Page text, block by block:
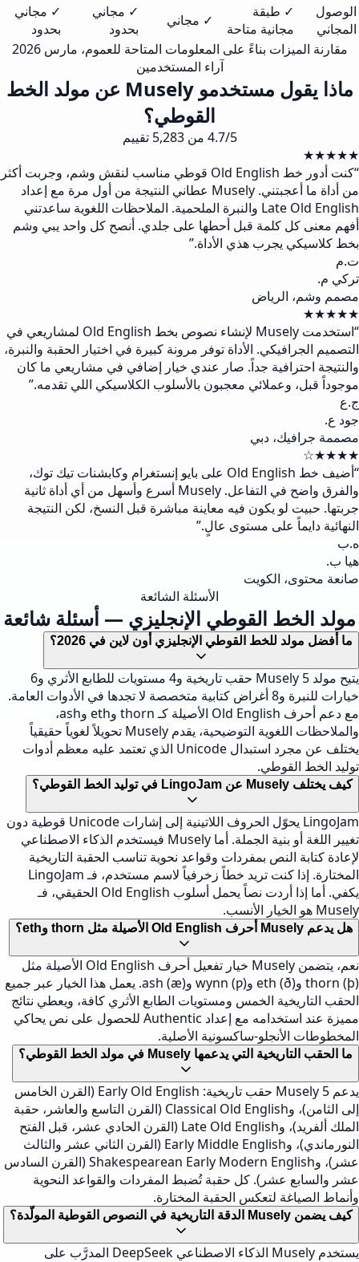
الوصول
المجاني
✓ طبقة
مجانية متاحة
✓ مجاني
✓ مجاني
بحدود
✓ مجاني
بحدود
مقارنة الميزات بناءً على المعلومات المتاحة للعموم، مارس 2026
آراء المستخدمين
ماذا يقول مستخدمو Musely عن مولد الخط
القوطي؟
4.7/5 من 5,283 تقييم
★★★★★
“
كنت أدور خط Old English قوطي مناسب لنقش وشم، وجربت أكثر
من أداة ما أعجبتني. Musely عطاني النتيجة من أول مرة مع إعداد
Late Old English والنبرة الملحمية. الملاحظات اللغوية ساعدتني
أفهم معنى كل كلمة قبل أحطها على جلدي. أنصح كل واحد يبي وشم
بخط كلاسيكي يجرب هذي الأداة.”
ت.م
تركي م.
مصمم وشم، الرياض
★★★★★
“
استخدمت Musely لإنشاء نصوص بخط Old English لمشاريعي في
التصميم الجرافيكي. الأداة توفر مرونة كبيرة في اختيار الحقبة والنبرة،
والنتيجة احترافية جداً. صار عندي خيار إضافي في مشاريعي ما كان
موجوداً قبل، وعملائي معجبون بالأسلوب الكلاسيكي اللي تقدمه.”
ج.ع
جود ع.
مصممة جرافيك، دبي
★★★★☆
“
أضيف خط Old English على بايو إنستغرام وكابشنات تيك توك،
والفرق واضح في التفاعل. Musely أسرع وأسهل من أي أداة ثانية
جربتها. حبيت لو يكون فيه معاينة مباشرة قبل النسخ، لكن النتيجة
النهائية دايماً على مستوى عالٍ.”
ه.ب
هيا ب.
صانعة محتوى، الكويت
الأسئلة الشائعة
مولد الخط القوطي الإنجليزي — أسئلة شائعة
ما أفضل مولد للخط القوطي الإنجليزي أون لاين في 2026؟
يتيح مولد Musely 5 حقب تاريخية و4 مستويات للطابع الأثري و6
خيارات للنبرة و8 أغراض كتابية متخصصة لا تجدها في الأدوات العامة.
مع دعم أحرف Old English الأصيلة كـ thorn وeth وash،
والملاحظات اللغوية التوضيحية، يقدم Musely تحويلاً لغوياً حقيقياً
يختلف عن مجرد استبدال Unicode الذي تعتمد عليه معظم أدوات
توليد الخط القوطي.
كيف يختلف Musely عن LingoJam في توليد الخط القوطي؟
LingoJam يحوّل الحروف اللاتينية إلى إشارات Unicode قوطية دون
تغيير اللغة أو بنية الجملة. أما Musely فيستخدم الذكاء الاصطناعي
لإعادة كتابة النص بمفردات وقواعد نحوية تناسب الحقبة التاريخية
المختارة. إذا كنت تريد خطاً زخرفياً لاسم مستخدم، فـ LingoJam
يكفي. أما إذا أردت نصاً يحمل أسلوب Old English الحقيقي، فـ
Musely هو الخيار الأنسب.
هل يدعم Musely أحرف Old English الأصيلة مثل thorn وeth؟
نعم، يتضمن Musely خيار تفعيل أحرف Old English الأصيلة مثل
thorn (þ) وeth (ð) وwynn (ƿ) وash (æ). يعمل هذا الخيار عبر جميع
الحقب التاريخية الخمس ومستويات الطابع الأثري كافة، ويعطي نتائج
مميزة عند استخدامه مع إعداد Authentic للحصول على نص يحاكي
المخطوطات الأنجلو-ساكسونية الأصلية.
ما الحقب التاريخية التي يدعمها Musely في مولد الخط القوطي؟
يدعم Musely 5 حقب تاريخية: Early Old English (القرن الخامس
إلى الثامن)، وClassical Old English (القرن التاسع والعاشر، حقبة
الملك ألفريد)، وLate Old English (القرن الحادي عشر، قبل الفتح
النورماندي)، وEarly Middle English (القرن الثاني عشر والثالث
عشر)، وShakespearean Early Modern English (القرن السادس
عشر والسابع عشر). كل حقبة تُضبط المفردات والقواعد النحوية
وأنماط الصياغة لتعكس الحقبة المختارة.
كيف يضمن Musely الدقة التاريخية في النصوص القوطية المولّدة؟
يستخدم Musely الذكاء الاصطناعي DeepSeek المدرَّب على